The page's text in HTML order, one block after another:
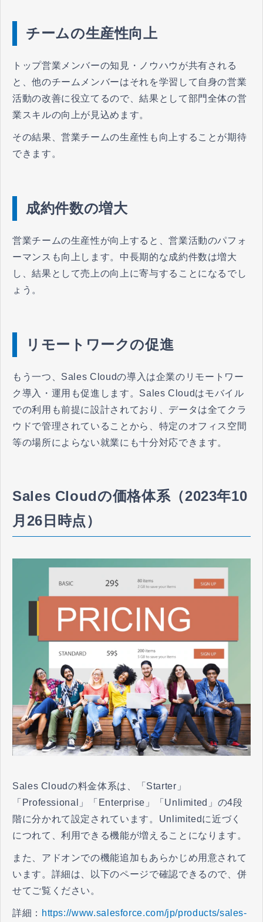
チームの生産性向上
トップ営業メンバーの知見・ノウハウが共有される
と、他のチームメンバーはそれを学習して自身の営業
活動の改善に役立てるので、結果として部門全体の営
業スキルの向上が見込めます。
その結果、営業チームの生産性も向上することが期待
できます。
成約件数の増大
営業チームの生産性が向上すると、営業活動のパフォ
ーマンスも向上します。中長期的な成約件数は増大
し、結果として売上の向上に寄与することになるでし
ょう。
リモートワークの促進
もう一つ、Sales Cloudの導入は企業のリモートワー
ク導入・運用も促進します。Sales Cloudはモバイル
での利用も前提に設計されており、データは全てクラ
ウドで管理されていることから、特定のオフィス空間
等の場所によらない就業にも十分対応できます。
Sales Cloudの価格体系（2023年10
月26日時点）
Sales Cloudの料金体系は、「Starter」
「Professional」「Enterprise」「Unlimited」の4段
階に分かれて設定されています。Unlimitedに近づく
につれて、利用できる機能が増えることになります。
また、アドオンでの機能追加もあらかじめ用意されて
います。詳細は、以下のページで確認できるので、併
せてご覧ください。
詳細： https://www.salesforce.com/jp/products/sales-